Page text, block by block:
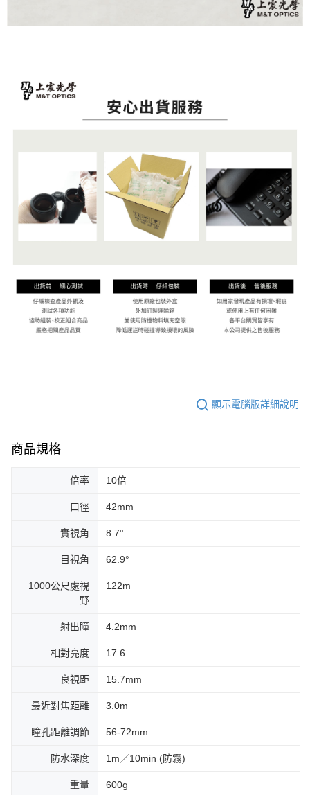
顯示電腦版詳細說明
商品規格
倍率 10倍
口徑 42mm
實視角 8.7°
目視角 62.9°
1000公尺處視
野
122m
射出瞳 4.2mm
相對亮度 17.6
良視距 15.7mm
最近對焦距離 3.0m
瞳孔距離調節 56-72mm
防水深度 1m／10min (防霧)
重量 600g